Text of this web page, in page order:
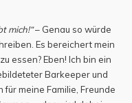
mich!“– Genau so würde
Es bereichert mein
essen? Eben! Ich bin ein
Barkeeper und
meine Familie, Freunde